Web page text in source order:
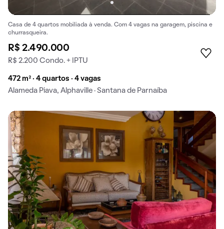
Casa de 4 quartos mobiliada à venda. Com 4 vagas na garagem, piscina e
churrasqueira.
R$ 2.490.000
R$ 2.200 Condo. + IPTU
472 m² · 4 quartos · 4 vagas
Alameda Piava, Alphaville · Santana de Parnaíba